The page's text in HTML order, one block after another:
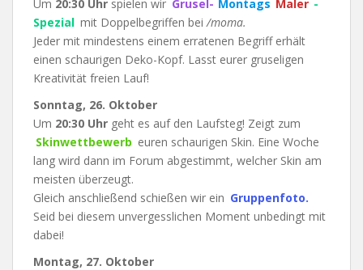
Um 20:30 Uhr spielen wir Grusel- Montags Maler -
Spezial mit Doppelbegriffen bei /moma.
Jeder mit mindestens einem erratenen Begriff erhält
einen schaurigen Deko-Kopf. Lasst eurer gruseligen
Kreativität freien Lauf!
Sonntag, 26. Oktober
Um 20:30 Uhr geht es auf den Laufsteg! Zeigt zum
Skinwettbewerb euren schaurigen Skin. Eine Woche
lang wird dann im Forum abgestimmt, welcher Skin am
meisten überzeugt.
Gleich anschließend schießen wir ein Gruppenfoto.
Seid bei diesem unvergesslichen Moment unbedingt mit
dabei!
Montag, 27. Oktober